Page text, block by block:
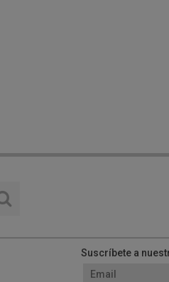
Suscríbete a